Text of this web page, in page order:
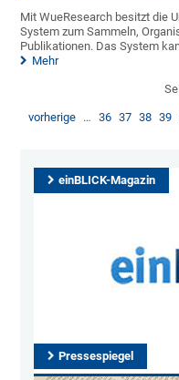
Mit WueResearch besitzt die
System zum Sammeln,
Publikationen. Das System
Mehr
vorherige … 36 37 38 39
einBLICK-Magazin
Pressespiegel